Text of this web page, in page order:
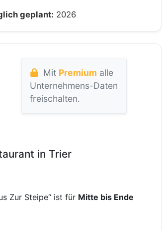
geplant: 2026
Mit Premium alle
Unternehmens-Daten
freischalten.
in Trier
Zur Steipe“ ist für Mitte bis Ende